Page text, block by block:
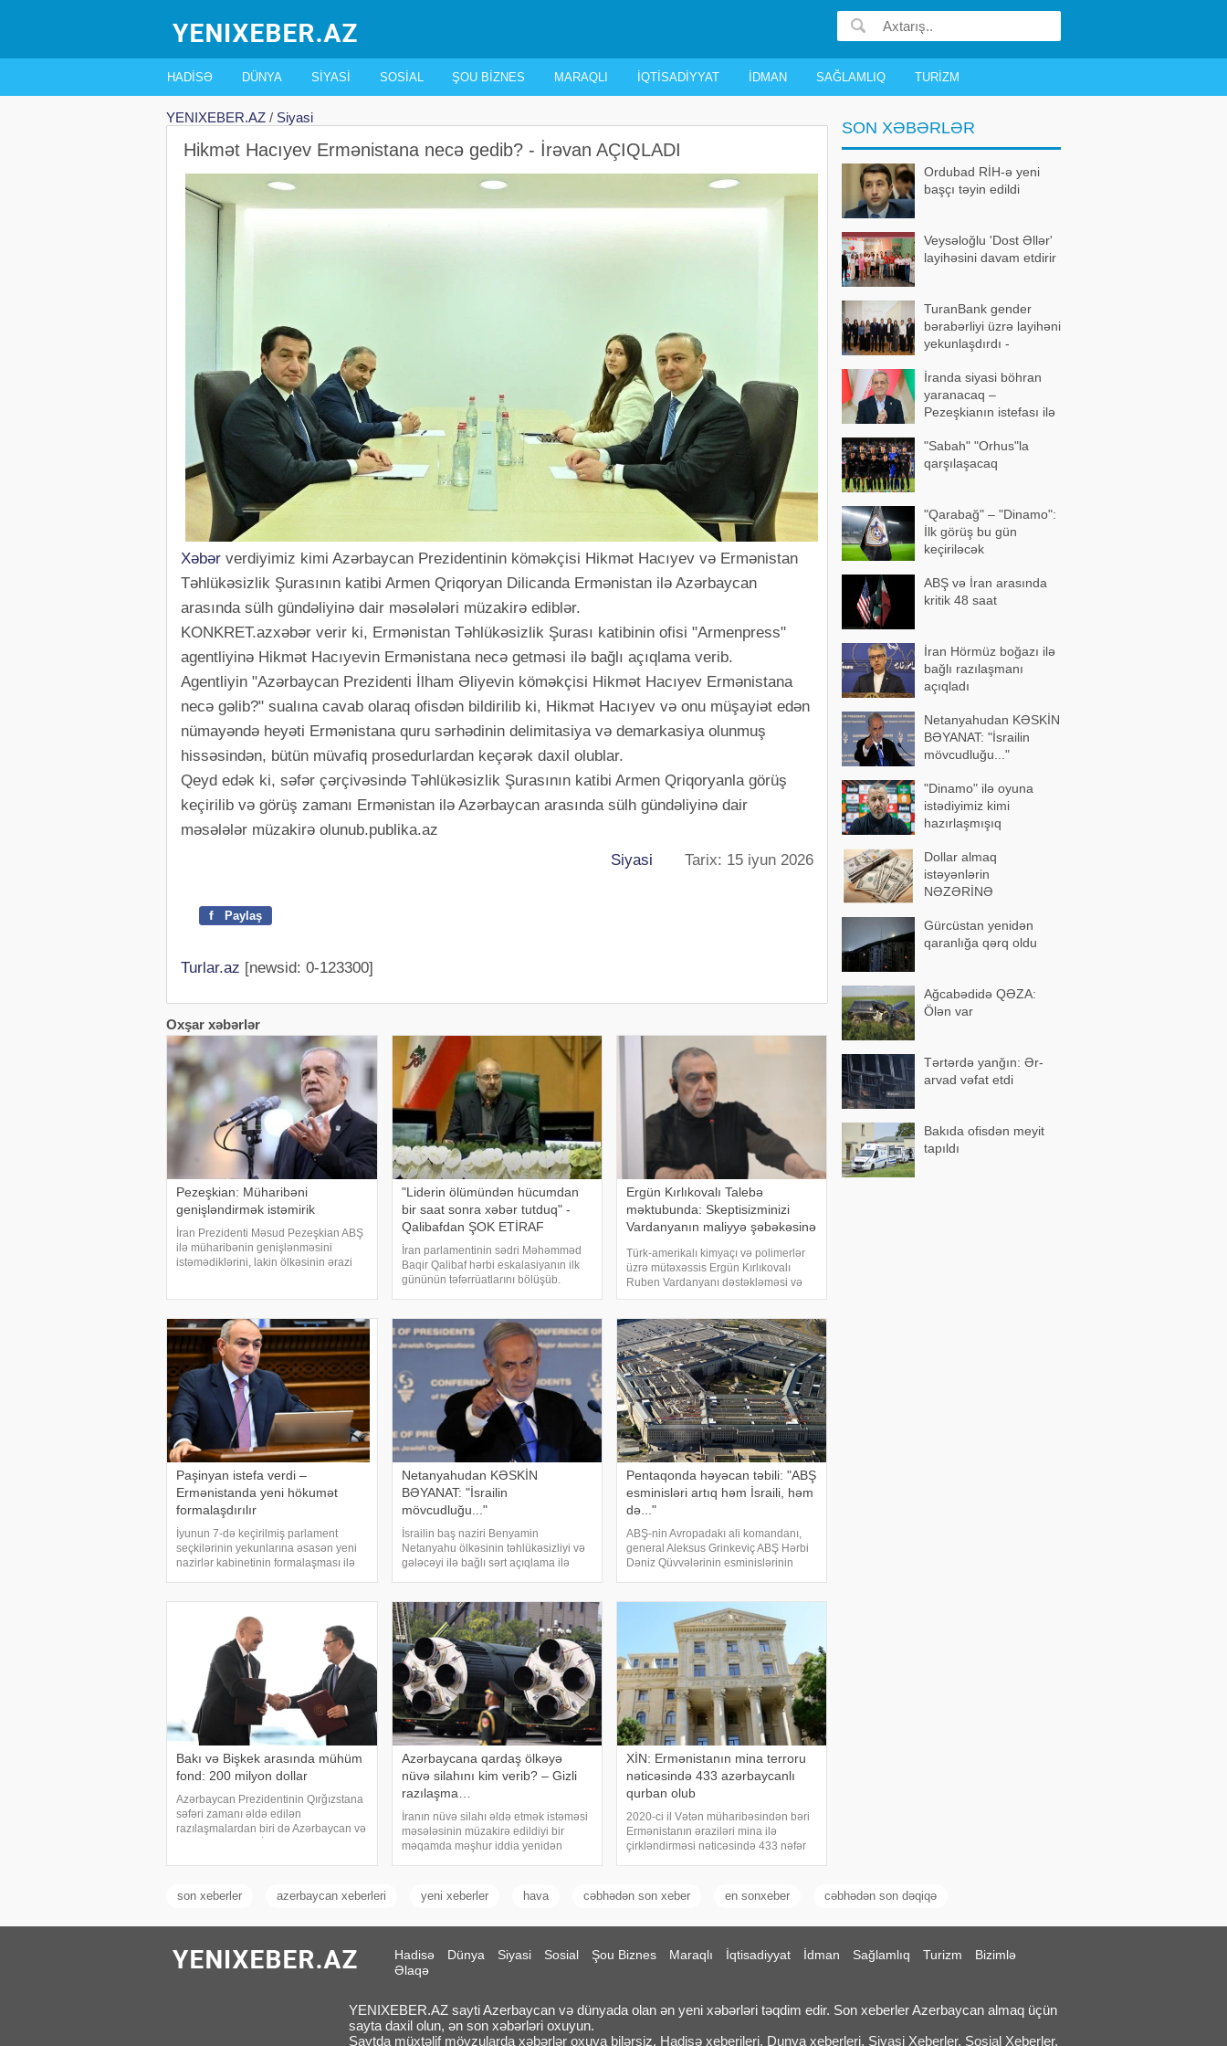
HADISƏ DÜNYA SIYASI SOSIAL ŞOU BIZNES MARAQLI İQTISADIYYAT İDMAN SAĞLAMLIQ TURIZM
YENIXEBER.AZ / Siyasi
Hikmət Hacıyev Ermənistana necə gedib? - İrəvan AÇIQLADI
Xəbər verdiyimiz kimi Azərbaycan Prezidentinin köməkçisi Hikmət Hacıyev və Ermənistan
Təhlükəsizlik Şurasının katibi Armen Qriqoryan Dilicanda Ermənistan ilə Azərbaycan
arasında sülh gündəliyinə dair məsələləri müzakirə ediblər.
KONKRET.azxəbər verir ki, Ermənistan Təhlükəsizlik Şurası katibinin ofisi "Armenpress"
agentliyinə Hikmət Hacıyevin Ermənistana necə getməsi ilə bağlı açıqlama verib.
Agentliyin "Azərbaycan Prezidenti İlham Əliyevin köməkçisi Hikmət Hacıyev Ermənistana
necə gəlib?" sualına cavab olaraq ofisdən bildirilib ki, Hikmət Hacıyev və onu müşayiət edən
nümayəndə heyəti Ermənistana quru sərhədinin delimitasiya və demarkasiya olunmuş
hissəsindən, bütün müvafiq prosedurlardan keçərək daxil olublar.
Qeyd edək ki, səfər çərçivəsində Təhlükəsizlik Şurasının katibi Armen Qriqoryanla görüş
keçirilib və görüş zamanı Ermənistan ilə Azərbaycan arasında sülh gündəliyinə dair
məsələlər müzakirə olunub.publika.az
Siyasi Tarix: 15 iyun 2026
f Paylaş
Turlar.az [newsid: 0-123300]
Oxşar xəbərlər
Pezeşkian: Müharibəni
genişləndirmək istəmirik
İran Prezidenti Məsud Pezeşkian ABŞ
ilə müharibənin genişlənməsini
istəmədiklərini, lakin ölkəsinin ərazi
ə istinadə
"Liderin ölümündən hücumdan
bir saat sonra xəbər tutduq" -
Qalibafdan ŞOK ETİRAF
İran parlamentinin sədri Məhəmməd
Baqir Qalibaf hərbi eskalasiyanın ilk
gününün təfərrüatlarını bölüşüb.
həlak olduğunu hələ martın 9-da, ilk
bombalamalarda
Ergün Kırlıkovalı Talebə
məktubunda: Skeptisizminizi
Vardanyanın maliyyə şəbəkəsinə
Türk-amerikalı kimyaçı və polimerlər
üzrə mütəxəssis Ergün Kırlıkovalı
Ruben Vardanyanı dəstəkləməsi və
mühazirə oxumaq üçün Bakıya
amerikalı risk tədqiqatçısı və esseist
Nassim Nikola
Paşinyan istefa verdi –
Ermənistanda yeni hökumət
formalaşdırılır
İyunun 7-də keçirilmiş parlament
seçkilərinin yekunlarına əsasən yeni
nazirlər kabinetinin formalaşması ilə
Netanyahudan KƏSKİN
BƏYANAT: "İsrailin
mövcudluğu..."
İsrailin baş naziri Benyamin
Netanyahu ölkəsinin təhlükəsizliyi və
gələcəyi ilə bağlı sərt açıqlama ilə
halda güzəştə gedilməyəcək əsas
prinsi
Pentaqonda həyəcan təbili: "ABŞ
esminisləri artıq həm İsraili, həm
də..."
ABŞ-nin Avropadakı ali komandanı,
general Aleksus Grinkeviç ABŞ Hərbi
Dəniz Qüvvələrinin esminislərinin
KONKRET.azxəbər verir ki, onun
sözlərinə görə, mövcud resursla
Bakı və Bişkek arasında mühüm
fond: 200 milyon dollar
Azərbaycan Prezidentinin Qırğızstana
səfəri zamanı əldə edilən
razılaşmalardan biri də Azərbaycan və
Azərbaycana qardaş ölkəyə
nüvə silahını kim verib? – Gizli
razılaşma…
İranın nüvə silahı əldə etmək istəməsi
məsələsinin müzakirə edildiyi bir
məqamda məşhur iddia yenidən
Əbdüləziz Əl Səud Pakistanın nüvə
silahı proqramın
XİN: Ermənistanın mina terroru
nəticəsində 433 azərbaycanlı
qurban olub
2020-ci il Vətən müharibəsindən bəri
Ermənistanın əraziləri mina ilə
çirkləndirməsi nəticəsində 433 nəfər
səhifəsində bildirilib. Son hadisəd
SON XƏBƏRLƏR
Ordubad RİH-ə yeni
başçı təyin edildi
Veysəloğlu 'Dost Əllər'
layihəsini davam etdirir
TuranBank gender
bərabərliyi üzrə layihəni
yekunlaşdırdı -
İranda siyasi böhran
yaranacaq –
Pezeşkianın istefası ilə
"Sabah" "Orhus"la
qarşılaşacaq
"Qarabağ" – "Dinamo":
İlk görüş bu gün
keçiriləcək
ABŞ və İran arasında
kritik 48 saat
İran Hörmüz boğazı ilə
bağlı razılaşmanı
açıqladı
Netanyahudan KƏSKİN
BƏYANAT: "İsrailin
mövcudluğu..."
"Dinamo" ilə oyuna
istədiyimiz kimi
hazırlaşmışıq
Dollar almaq
istəyənlərin
NƏZƏRİNƏ
Gürcüstan yenidən
qaranlığa qərq oldu
Ağcabədidə QƏZA:
Ölən var
Tərtərdə yanğın: Ər-
arvad vəfat etdi
Bakıda ofisdən meyit
tapıldı
son xeberler azerbaycan xeberleri yeni xeberler hava cəbhədən son xeber en sonxeber cəbhədən son dəqiqə
Hadisə Dünya Siyasi Sosial Şou Biznes Maraqlı İqtisadiyyat İdman Sağlamlıq Turizm
Bizimlə
Əlaqə
YENIXEBER.AZ sayti Azerbaycan və dünyada olan ən yeni xəbərləri təqdim edir. Son xeberler Azerbaycan almaq üçün
sayta daxil olun, ən son xəbərləri oxuyun.
Saytda müxtəlif mövzularda xəbərlər oxuya bilərsiz. Hadisə xeberileri, Dunya xeberleri, Siyasi Xeberler, Sosial Xeberler,